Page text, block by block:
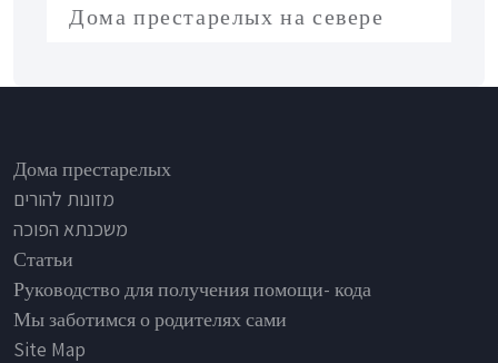
Дома престарелых на севере
Footer
Дома престарелых
מזונות להורים
משכנתא הפוכה
Статьи
Руководство для получения помощи- кода
Мы заботимся о родителях сами
Site Map